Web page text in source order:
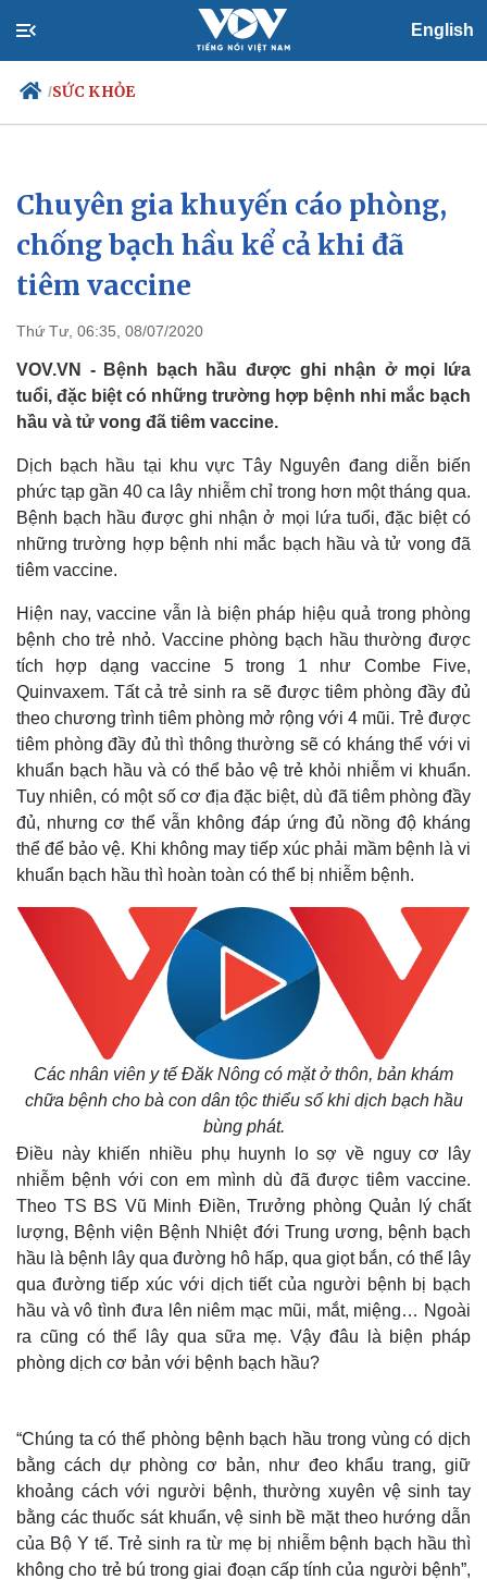
English
/SỨC KHỎE
Chính trị
Đảng
Tổ chức nhân sự
Quốc hội
Xã hội
Tin 24h
Dự báo thời tiết
Thế giới
Quan sát
Cuộc sống đó đây
Hồ sơ
Multimedia
Video
Ảnh
E-Magazine
Infographic
Chuyên gia khuyến cáo phòng,
chống bạch hầu kể cả khi đã
tiêm vaccine
Thứ Tư, 06:35, 08/07/2020
VOV.VN - Bệnh bạch hầu được ghi nhận ở mọi lứa
tuổi, đặc biệt có những trường hợp bệnh nhi mắc bạch
hầu và tử vong đã tiêm vaccine.
Dịch bạch hầu tại khu vực Tây Nguyên đang diễn biến
phức tạp gần 40 ca lây nhiễm chỉ trong hơn một tháng qua.
Bệnh bạch hầu được ghi nhận ở mọi lứa tuổi, đặc biệt có
những trường hợp bệnh nhi mắc bạch hầu và tử vong đã
tiêm vaccine.
Hiện nay, vaccine vẫn là biện pháp hiệu quả trong phòng
bệnh cho trẻ nhỏ. Vaccine phòng bạch hầu thường được
tích hợp dạng vaccine 5 trong 1 như Combe Five,
Quinvaxem. Tất cả trẻ sinh ra sẽ được tiêm phòng đầy đủ
theo chương trình tiêm phòng mở rộng với 4 mũi. Trẻ được
tiêm phòng đầy đủ thì thông thường sẽ có kháng thể với vi
khuẩn bạch hầu và có thể bảo vệ trẻ khỏi nhiễm vi khuẩn.
Tuy nhiên, có một số cơ địa đặc biệt, dù đã tiêm phòng đầy
đủ, nhưng cơ thể vẫn không đáp ứng đủ nồng độ kháng
thể để bảo vệ. Khi không may tiếp xúc phải mầm bệnh là vi
khuẩn bạch hầu thì hoàn toàn có thể bị nhiễm bệnh.
Các nhân viên y tế Đăk Nông có mặt ở thôn, bản khám
chữa bệnh cho bà con dân tộc thiểu số khi dịch bạch hầu
bùng phát.
Điều này khiến nhiều phụ huynh lo sợ về nguy cơ lây
nhiễm bệnh với con em mình dù đã được tiêm vaccine.
Theo TS BS Vũ Minh Điền, Trưởng phòng Quản lý chất
lượng, Bệnh viện Bệnh Nhiệt đới Trung ương, bệnh bạch
hầu là bệnh lây qua đường hô hấp, qua giọt bắn, có thể lây
qua đường tiếp xúc với dịch tiết của người bệnh bị bạch
hầu và vô tình đưa lên niêm mạc mũi, mắt, miệng… Ngoài
ra cũng có thể lây qua sữa mẹ. Vậy đâu là biện pháp
phòng dịch cơ bản với bệnh bạch hầu?
“Chúng ta có thể phòng bệnh bạch hầu trong vùng có dịch
bằng cách dự phòng cơ bản, như đeo khẩu trang, giữ
khoảng cách với người bệnh, thường xuyên vệ sinh tay
bằng các thuốc sát khuẩn, vệ sinh bề mặt theo hướng dẫn
của Bộ Y tế. Trẻ sinh ra từ mẹ bị nhiễm bệnh bạch hầu thì
không cho trẻ bú trong giai đoạn cấp tính của người bệnh”,